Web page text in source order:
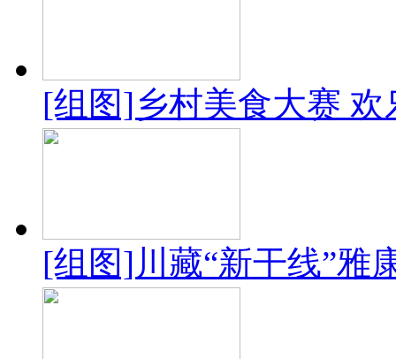
[组图]乡村美食大赛 欢
[组图]川藏“新干线”雅